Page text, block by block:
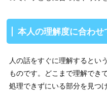
本人の理解度に合わ
人の話をすぐに理解するとい
ものです。どこまで理解でき
処理できずにいる部分を見つ